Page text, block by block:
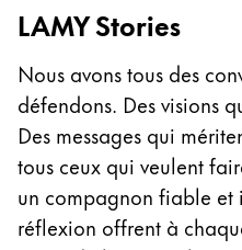
Inspiration
LAMY Community
LAMY x Kunstpalast
Lettering Workshop
Écriture créative
LAMY Stories
LAMY Stories
Nous avons tous des
défendons. Des visions
Des messages qui
tous ceux qui veulent
un compagnon fiable et
réflexion offrent à